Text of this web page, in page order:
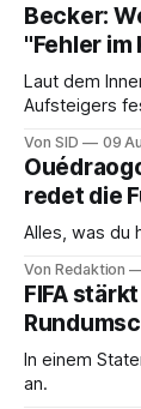
Becker:
"Fehler im
Laut dem
Aufsteigers
Von SID 09
redet die
Alles, was du
Von Redaktion
FIFA
In einem
an.